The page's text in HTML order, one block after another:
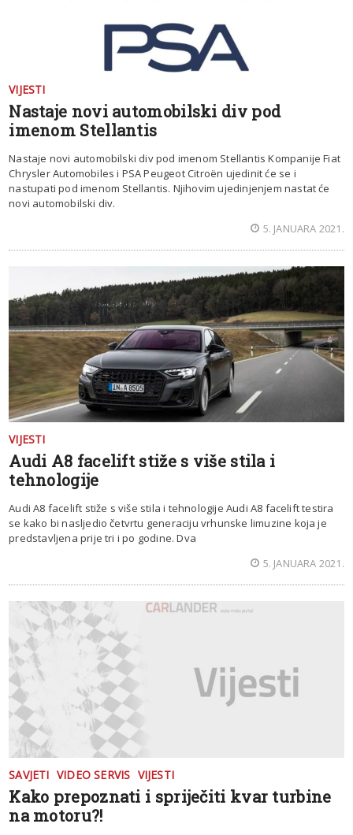
VIJESTI
Nastaje novi automobilski div pod
imenom Stellantis
Nastaje novi automobilski div pod imenom Stellantis Kompanije Fiat
Chrysler Automobiles i PSA Peugeot Citroën ujedinit će se i
nastupati pod imenom Stellantis. Njihovim ujedinjenjem nastat će
novi automobilski div.
5. JANUARA 2021.
VIJESTI
Audi A8 facelift stiže s više stila i
tehnologije
Audi A8 facelift stiže s više stila i tehnologije Audi A8 facelift testira
se kako bi nasljedio četvrtu generaciju vrhunske limuzine koja je
predstavljena prije tri i po godine. Dva
5. JANUARA 2021.
SAVJETI VIDEO SERVIS VIJESTI
Kako prepoznati i spriječiti kvar turbine
na motoru?!